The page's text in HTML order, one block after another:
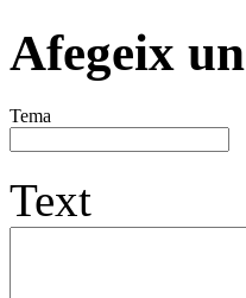
Afegeix
Tema
Text